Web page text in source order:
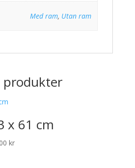
Med ram, Utan ram
produkter
x 61 cm
krPrisintervall: